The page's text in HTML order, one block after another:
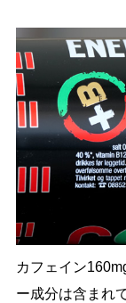
カフェイン
ー成分は含まれ